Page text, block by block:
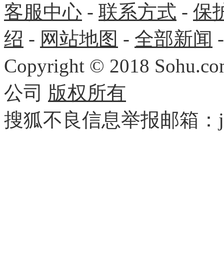
客服中心 - 联系方式 - 保
绍 - 网站地图 - 全部新闻
Copyright © 2018
公司 版权所有
搜狐不良信息举报邮箱：